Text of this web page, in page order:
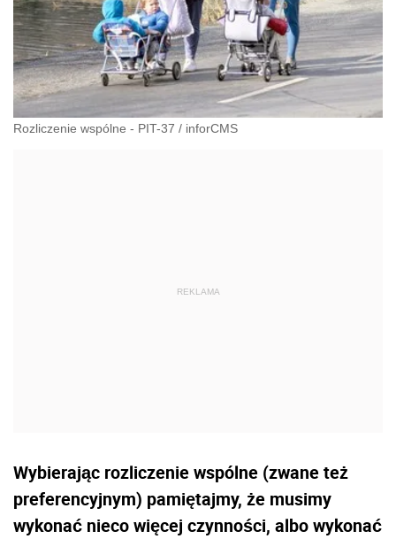
Rozliczenie wspólne - PIT-37 / inforCMS
Wybierając rozliczenie wspólne (zwane też
preferencyjnym) pamiętajmy, że musimy
wykonać nieco więcej czynności, albo wykonać